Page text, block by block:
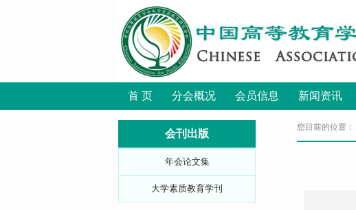
首 页 分会概况 会员信息 新闻资讯
会刊出版
年会论文集
大学素质教育学刊
您目前的位置：